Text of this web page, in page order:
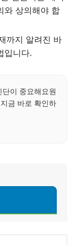
와 상의해야 합
까지 알려진 바
입니다.
이 중요해요원
금 바로 확인하